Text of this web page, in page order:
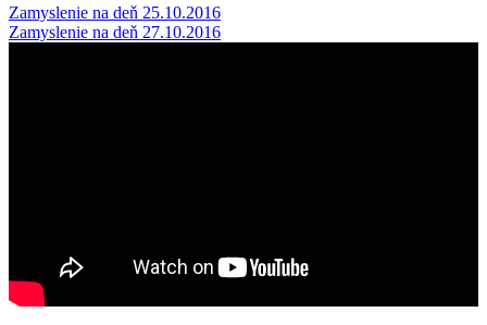
Post
navigation
Zamyslenie na deň 25.10.2016
Zamyslenie na deň 27.10.2016